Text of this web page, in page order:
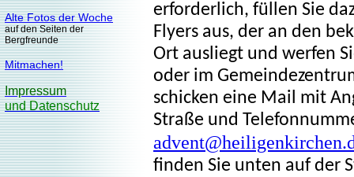
Alte Fotos der Woche
auf den Seiten der
Bergfreunde
Mitmachen!
Impressum
und Datenschutz
erforderlich, füllen Sie
Flyers aus, der an den
Ort ausliegt und werfen
oder im
schicken eine Mail mit
Straße und
finden Sie unten auf der